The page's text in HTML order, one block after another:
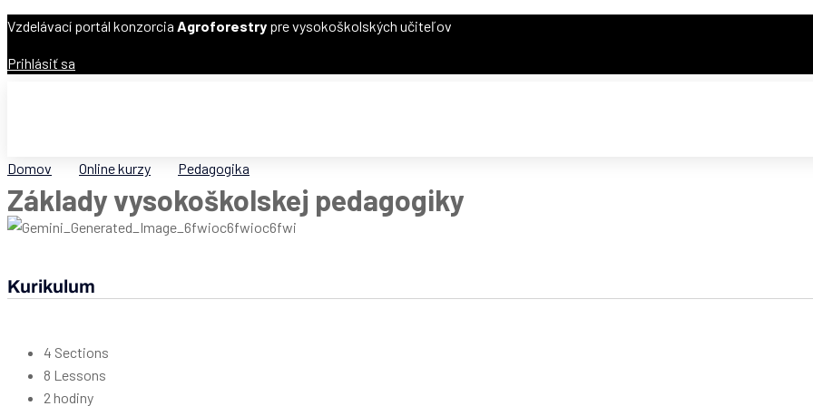
Vzdelávací portál konzorcia Agroforestry pre vysokoškolských učiteľov
Prihlásiť sa
Domov
Online kurzy Pedagogika
Základy vysokoškolskej pedagogiky
Kurikulum
4 Sections
8 Lessons
2 hodiny